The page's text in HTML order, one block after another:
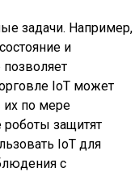
задачи. Например,
и
IoT может
их по мере
роботы защитят
IoT для
с